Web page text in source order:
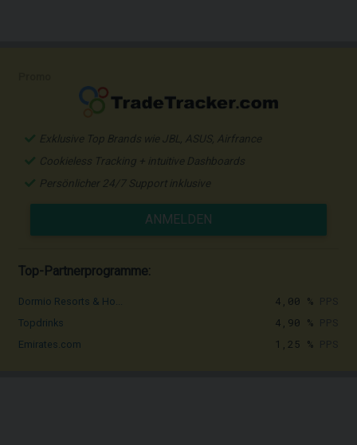
Exklusive Top Brands wie JBL, ASUS, Airfrance
Cookieless Tracking + intuitive Dashboards
Persönlicher 24/7 Support inklusive
ANMELDEN
Top-Partnerprogramme:
Dormio Resorts & Ho... 4,00 %
Topdrinks 4,90 %
Emirates.com 1,25 %